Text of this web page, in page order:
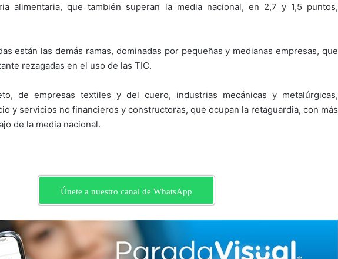
alimentaria, que también superan la media nacional, en 2,7 y 1,5 puntos,
están las demás ramas, dominadas por pequeñas y medianas empresas, que
rezagadas en el uso de las TIC.
de empresas textiles y del cuero, industrias mecánicas y metalúrgicas,
y servicios no financieros y constructoras, que ocupan la retaguardia, con más
de la media nacional.
Únete a nuestro canal de WhatsApp